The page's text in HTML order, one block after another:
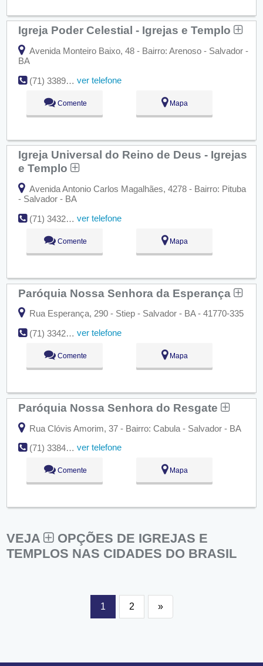
Igreja Poder Celestial - Igrejas e Templo
Avenida Monteiro Baixo, 48 - Bairro: Arenoso - Salvador -
BA
(71) 3389-7364
ver telefone
Comente Mapa
Igreja Universal do Reino de Deus - Igrejas
e Templo
Avenida Antonio Carlos Magalhães, 4278 - Bairro: Pituba
- Salvador - BA
(71) 3432-9000
ver telefone
Comente Mapa
Paróquia Nossa Senhora da Esperança
Rua Esperança, 290 - Stiep - Salvador - BA - 41770-335
(71) 3342-0768
ver telefone
Comente Mapa
Paróquia Nossa Senhora do Resgate
Rua Clóvis Amorim, 37 - Bairro: Cabula - Salvador - BA
(71) 3384-3064
ver telefone
Comente Mapa
VEJA
OPÇÕES DE IGREJAS E
TEMPLOS NAS CIDADES DO BRASIL
1 2 »